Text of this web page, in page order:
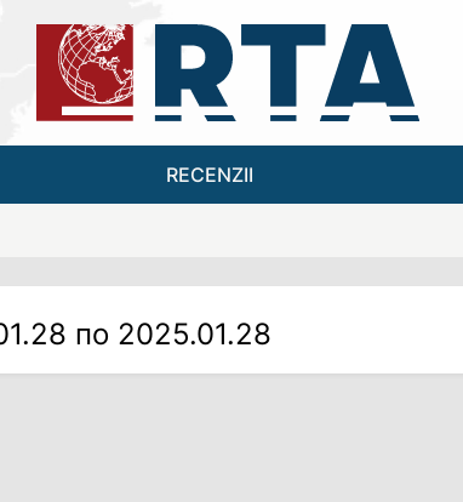
RECENZII
по 2025.01.28